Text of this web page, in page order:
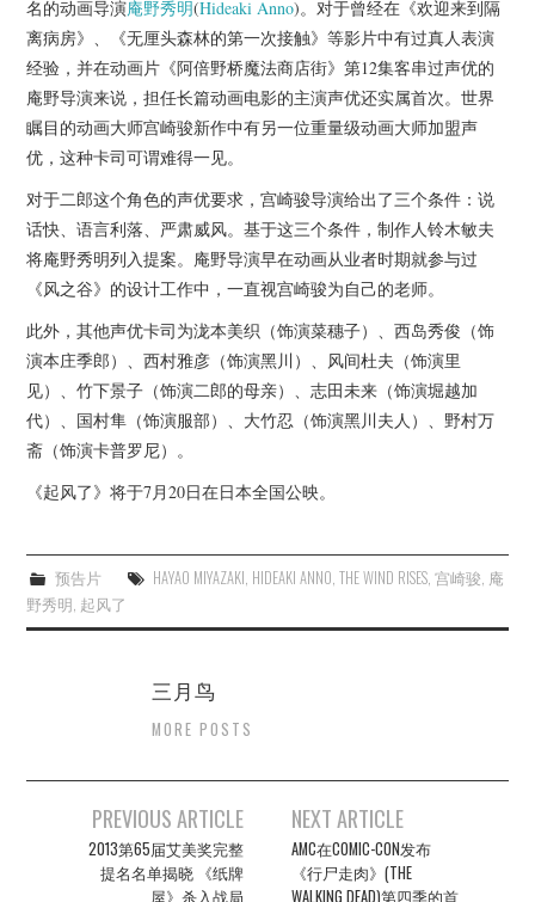
名的动画导演庵野秀明(Hideaki Anno)。对于曾经在《欢迎来到隔
离病房》、《无厘头森林的第一次接触》等影片中有过真人表演
经验，并在动画片《阿倍野桥魔法商店街》第12集客串过声优的
庵野导演来说，担任长篇动画电影的主演声优还实属首次。世界
瞩目的动画大师宫崎骏新作中有另一位重量级动画大师加盟声
优，这种卡司可谓难得一见。
对于二郎这个角色的声优要求，宫崎骏导演给出了三个条件：说
话快、语言利落、严肃威风。基于这三个条件，制作人铃木敏夫
将庵野秀明列入提案。庵野导演早在动画从业者时期就参与过
《风之谷》的设计工作中，一直视宫崎骏为自己的老师。
此外，其他声优卡司为泷本美织（饰演菜穗子）、西岛秀俊（饰
演本庄季郎）、西村雅彦（饰演黑川）、风间杜夫（饰演里
见）、竹下景子（饰演二郎的母亲）、志田未来（饰演堀越加
代）、国村隼（饰演服部）、大竹忍（饰演黑川夫人）、野村万
斋（饰演卡普罗尼）。
《起风了》将于7月20日在日本全国公映。
预告片 HAYAO MIYAZAKI, HIDEAKI ANNO, THE WIND RISES, 宫崎骏, 庵
野秀明, 起风了
三月鸟
MORE POSTS
navigation
PREVIOUS ARTICLE
2013第65届艾美奖完整
提名名单揭晓 《纸牌
屋》杀入战局
NEXT ARTICLE
AMC在COMIC-CON发布
《行尸走肉》(THE
WALKING DEAD)第四季的首